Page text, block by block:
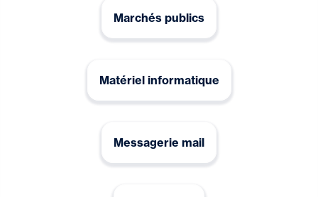
Marchés publics
Matériel informatique
Messagerie mail